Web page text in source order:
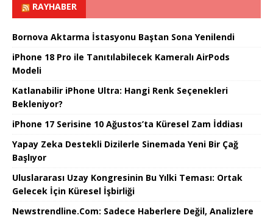
RAYHABER
Bornova Aktarma İstasyonu Baştan Sona Yenilendi
iPhone 18 Pro ile Tanıtılabilecek Kameralı AirPods
Modeli
Katlanabilir iPhone Ultra: Hangi Renk Seçenekleri
Bekleniyor?
iPhone 17 Serisine 10 Ağustos’ta Küresel Zam İddiası
Yapay Zeka Destekli Dizilerle Sinemada Yeni Bir Çağ
Başlıyor
Uluslararası Uzay Kongresinin Bu Yılki Teması: Ortak
Gelecek İçin Küresel İşbirliği
Newstrendline.Com: Sadece Haberlere Değil, Analizlere